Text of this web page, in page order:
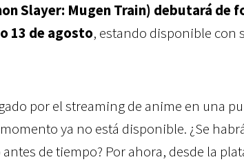
Slayer: Mugen Train) debutará de
13 de agosto, estando disponible con
por el streaming de anime en una
ya no está disponible. ¿Se
de tiempo? Por ahora, desde la